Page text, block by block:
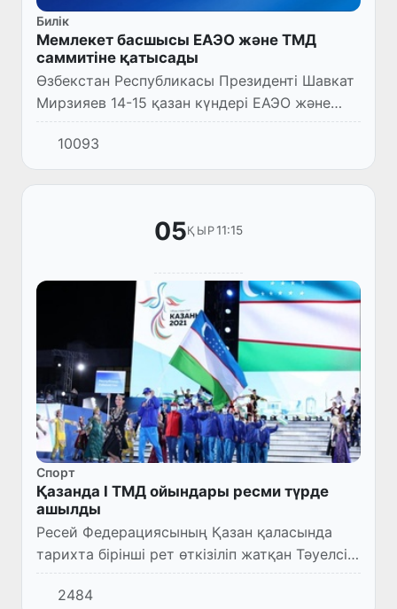
Билік
Мемлекет басшысы ЕАЭО және ТМД
саммитіне қатысады
Өзбекстан Республикасы Президенті Шавкат
Мирзияев 14-15 қазан күндері ЕАЭО және
ТМД-ның бейне байланыс форматында өтетін
саммитіне қатысады.
10093
05ҚЫР11:15
Спорт
Қазанда І ТМД ойындары ресми түрде
ашылды
Ресей Федерациясының Қазан қаласында
тарихта бірінші рет өткізіліп жатқан Тәуелсіз
Мемлекеттер Достастығы ойындарының
ресми ашылу салтанаты өтті.
2484